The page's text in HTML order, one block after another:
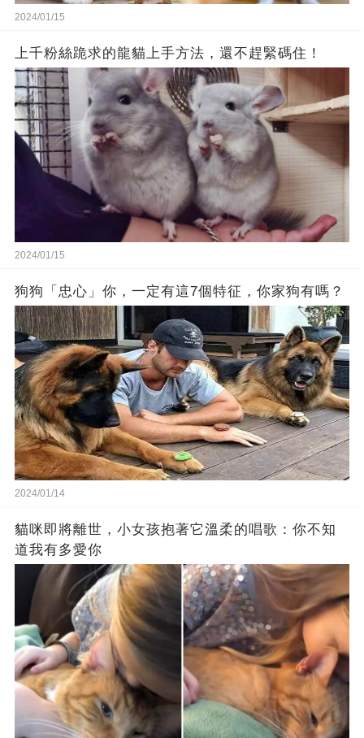
2024/01/15
上千粉絲跪求的龍貓上手方法，還不趕緊碼住！
2024/01/15
狗狗「忠心」你，一定有這7個特征，你家狗有嗎？
2024/01/14
貓咪即將離世，小女孩抱著它溫柔的唱歌：你不知
道我有多愛你